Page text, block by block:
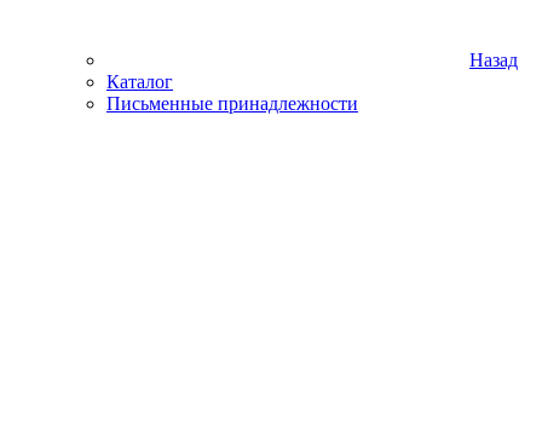
Назад
Каталог
Письменные принадлежности